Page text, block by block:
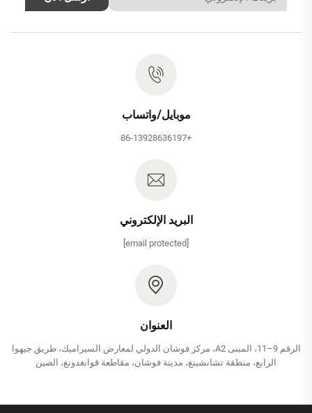
موبايل/واتساب
+86-13928636197
البريد الإلكتروني
العنوان
الرقم 9–11، المبنى A2، مركز فوشان الدولي لمعارض السيراميك، طريق جيهوا
الرابع، منطقة تشانشينغ، مدينة فوشان، مقاطعة قوانغدونغ، الصين